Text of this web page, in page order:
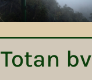
Totan bv